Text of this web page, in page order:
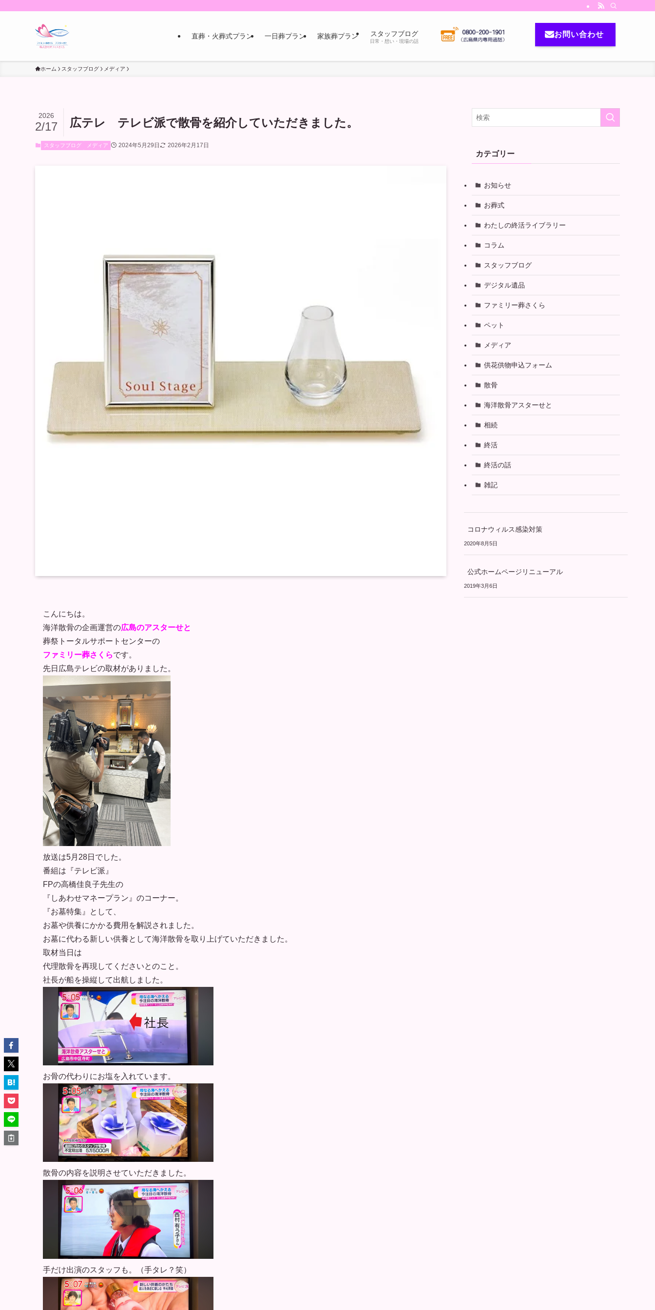
直葬・火葬式プラン 一日葬プラン 家族葬プラン スタッフブログ
日常・想い・現場の話
お問い合わせ
ホーム スタッフブログ メディア
広テレ テレビ派で散骨を紹介していただきました。
2026
2/17
スタッフブログ メディア 2024年5月29日 2026年2月17日
こんにちは。
海洋散骨の企画運営の広島のアスターせと
葬祭トータルサポートセンターの
ファミリー葬さくらです。
先日広島テレビの取材がありました。
放送は5月28日でした。
番組は『テレビ派』
FPの高橋佳良子先生の
『しあわせマネープラン』のコーナー。
『お墓特集』として、
お墓や供養にかかる費用を解説されました。
お墓に代わる新しい供養として海洋散骨を取り上げていただきました。
取材当日は
代理散骨を再現してくださいとのこと。
社長が船を操縦して出航しました。
お骨の代わりにお塩を入れています。
散骨の内容を説明させていただきました。
手だけ出演のスタッフも。（手タレ？笑）
カテゴリー
お知らせ
お葬式
わたしの終活ライブラリー
コラム
スタッフブログ
デジタル遺品
ファミリー葬さくら
ペット
メディア
供花供物申込フォーム
散骨
海洋散骨アスターせと
相続
終活
終活の話
雑記
コロナウィルス感染対策
2020年8月5日
公式ホームページリニューアル
2019年3月6日